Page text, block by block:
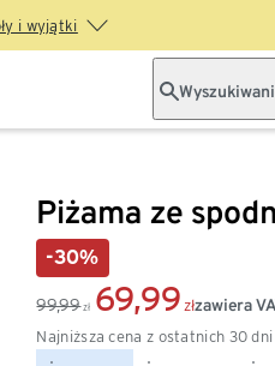
i wyjątki
Piżama ze
-30%
99,99 zł 69,99 zł
Najniższa cena z ostatnich 30
zawiera